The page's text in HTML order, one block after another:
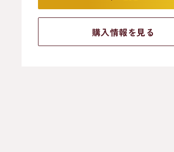
購入情報を見る